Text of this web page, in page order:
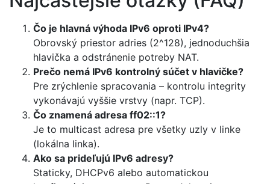
Čo je hlavná výhoda IPv6 oproti IPv4?
Obrovský priestor adries (2^128), jednoduchšia
hlavička a odstránenie potreby NAT.
Prečo nemá IPv6 kontrolný súčet v hlavičke?
Pre zrýchlenie spracovania – kontrolu integrity
vykonávajú vyššie vrstvy (napr. TCP).
Čo znamená adresa ff02::1?
Je to multicast adresa pre všetky uzly v linke
(lokálna linka).
Ako sa prideľujú IPv6 adresy?
Staticky, DHCPv6 alebo automatickou